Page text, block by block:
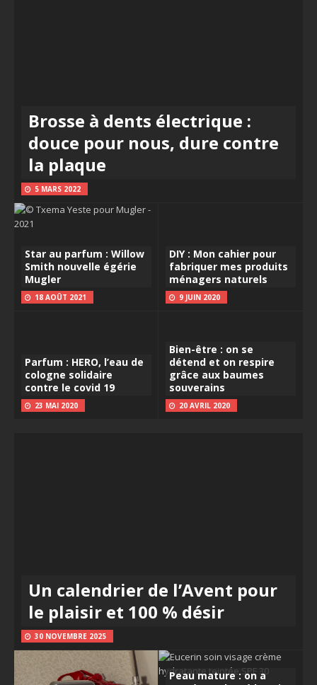
Brosse à dents électrique :
douce pour nous, dure contre
la plaque
5 MARS 2022
Star au parfum : Willow
Smith nouvelle égérie
Mugler
18 AOÛT 2021
DIY : Mon cahier pour
fabriquer mes produits
ménagers naturels
9 JUIN 2020
Parfum : HERO, l’eau de
cologne solidaire
contre le covid 19
23 MAI 2020
Bien-être : on se
détend et on respire
grâce aux baumes
souverains
20 AVRIL 2020
Un calendrier de l’Avent pour
le plaisir et 100 % désir
30 NOVEMBRE 2025
Peau mature : on a